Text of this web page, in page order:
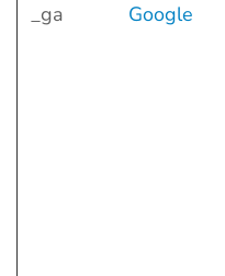
_ga
Google